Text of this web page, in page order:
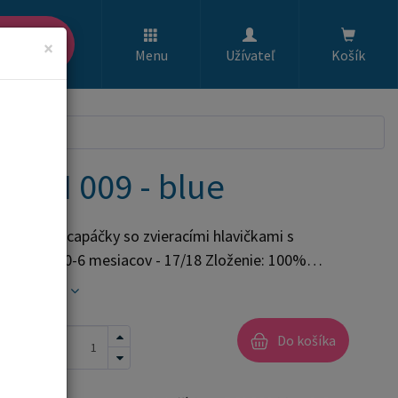
Menu Užívateľ Košík
BCI 009 - blue
capáčky so zvieracími hlavičkami s
Do košíka
×